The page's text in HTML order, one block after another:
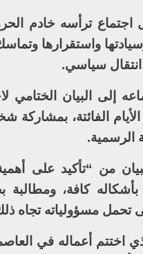
ترأسه خادم
واستقرارها
انتقال سياسي.
إلى البيان الختامي
الأيام الفائتة،
الرسمية.
من “تأكيد على
بأشكاله كافة،
تحمل مسؤولياته تجاه
اختتم أعماله في